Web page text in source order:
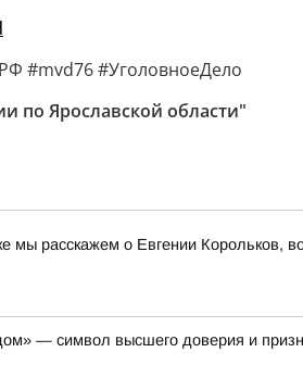
#mvd76 #УголовноеДело
по Ярославской области"
мы расскажем о Евгении Корольков,
— символ высшего доверия и